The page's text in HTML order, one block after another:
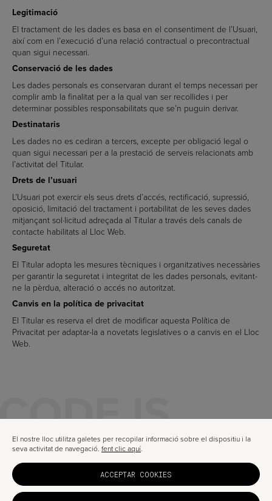
Legitimació
El tractament de les dades es basa en el consentiment de l’Usuari,
així com en l’execució d’una relació contractual o precontractual
quan sigui necessari.
Conservació de les dades
Les dades personals es conservaran durant el temps necessari per
complir amb la finalitat per a la qual van ser recollides i per
determinar possibles responsabilitats que se’n puguin derivar.
Destinataris
Les dades no es cediran a tercers, excepte per obligació legal o
quan sigui necessari per a la prestació de serveis relacionats amb
l’activitat del Titular.
Drets de l’usuari
L’Usuari pot exercir els seus drets d’accés, rectificació, supressió,
oposició, limitació del tractament i portabilitat de les seves dades
mitjançant sol·licitud adreçada al Titular a través dels canals de
contacte habilitats al Lloc Web.
Seguretat
El Titular adopta les mesures tècniques i organitzatives necessàries
per garantir la seguretat i integritat de les dades personals, evitant-
ne la pèrdua, alteració o accés no autoritzat.
Canvis en la política de privacitat
El Titular es reserva el dret de modificar aquesta Política de
Privacitat per adaptar-la a novetats legislatives o a canvis en el Lloc
Web.
El nostre lloc utilitza galetes per recopilar informació sobre el dispositiu i la
seva activitat de navegació. fent clic aquí.
ACCEPTAR COOKIES
IS
TRUSTED